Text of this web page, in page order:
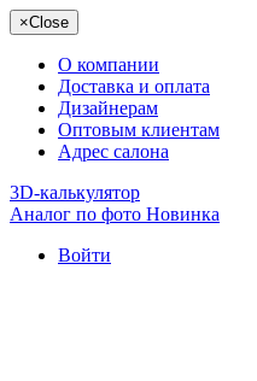
×Close
О компании
Доставка и оплата
Дизайнерам
Оптовым клиентам
Адрес салона
3D-калькулятор
Аналог по фото Новинка
Войти